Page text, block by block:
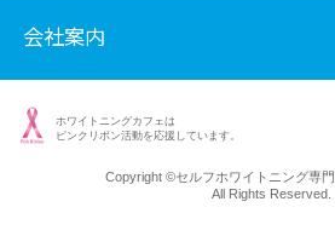
会社案内
ホワイトニングカフェは
ピンクリボン活動を応援しています。
Copyright ©セルフホワイトニング専
All Rights Reserved.